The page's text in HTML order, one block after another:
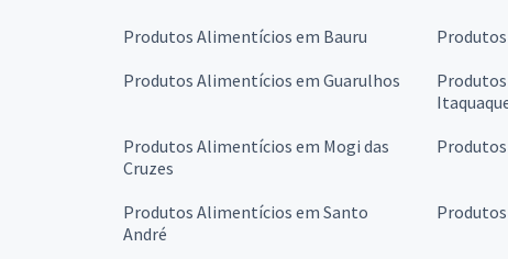
Produtos Alimentícios em Bauru
Produtos Alimentícios em Guarulhos
Produtos Alimentícios em Mogi das
Cruzes
Produtos Alimentícios em Santo
André